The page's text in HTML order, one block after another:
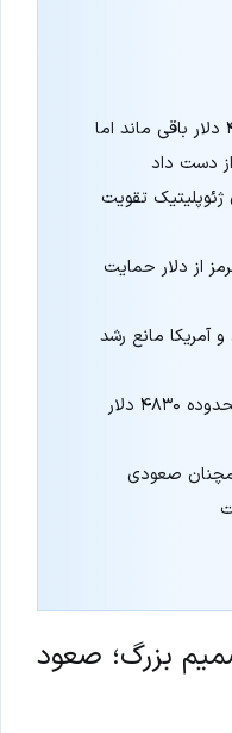
اونس طلا بالای ۴۸۰۰ دلار باقی ماند اما
دست داد
تقویت
از دلار حمایت
و آمریکا مانع رشد
مقاومت کلیدی در محدوده ۴۸۳۰ دلار
صعودی
بزرگ؛ صعود